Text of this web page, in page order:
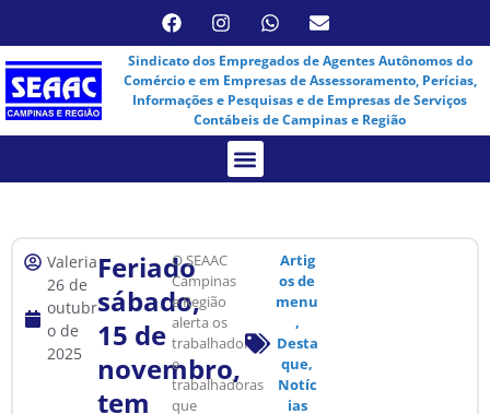
Sindicato dos Empregados de Agentes Autônomos do
Comércio e em Empresas de Assessoramento, Perícias,
Informações e Pesquisas e de Empresas de Serviços
Contábeis de Campinas e Região
Valeria
26 de
outubr
o de
2025
Feriado
sábado,
15 de
novembro,
tem
O SEAAC
Campinas
e Região
alerta os
trabalhadores
e
trabalhadoras
que
Artig
os de
menu
,
Desta
que,
Notíc
ias